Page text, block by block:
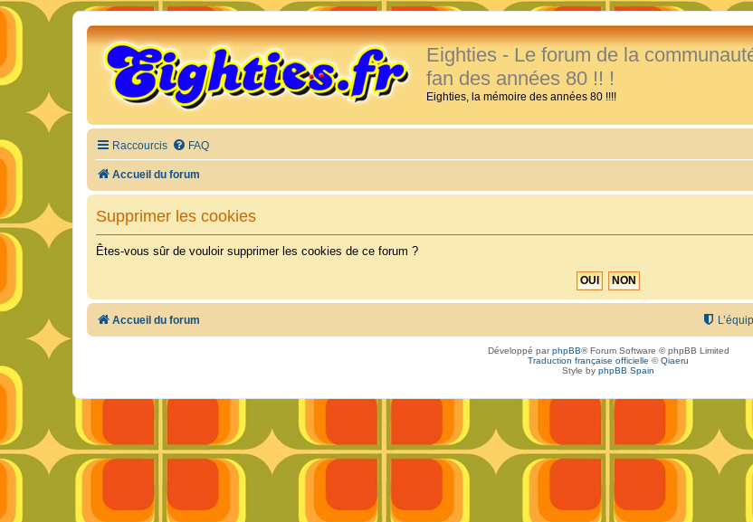
Eighties - Le forum de la
fan des années 80 !! !
Eighties, la mémoire des années 80 !!!!
Raccourcis FAQ
Accueil du forum
Supprimer les cookies
Êtes-vous sûr de vouloir supprimer les cookies de ce forum ?
Accueil du forum
Développé parphpBB® Forum Software © phpBB Limited
Traduction française officielle ©Qiaeru
Style by phpBB Spain